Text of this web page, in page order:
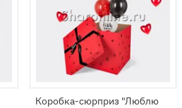
Коробка-сюрприз "Люблю